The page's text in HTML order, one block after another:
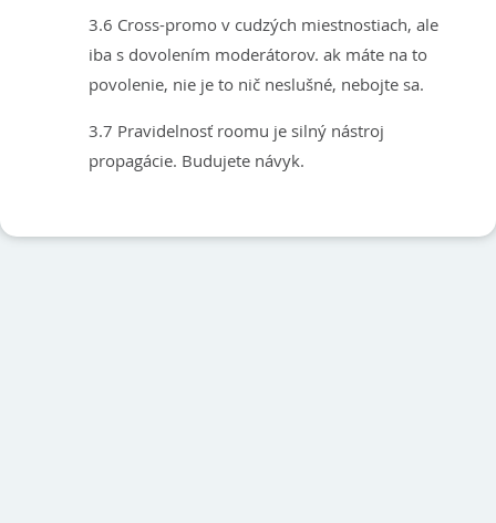
3.6 Cross-promo v cudzých miestnostiach, ale
iba s dovolením moderátorov. ak máte na to
povolenie, nie je to nič neslušné, nebojte sa.
3.7 Pravidelnosť roomu je silný nástroj
propagácie. Budujete návyk.